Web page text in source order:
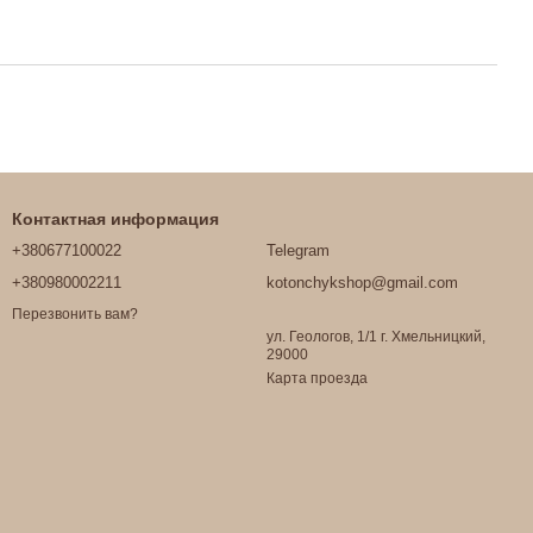
Контактная информация
+380677100022
+380980002211
Перезвонить вам?
Telegram
kotonchykshop@gmail.com
ул. Геологов, 1/1 г. Хмельницкий,
29000
Карта проезда